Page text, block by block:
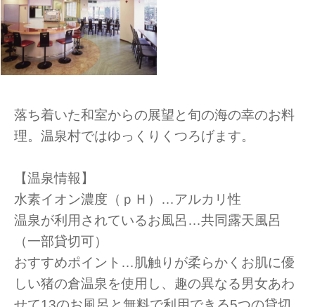
落ち着いた和室からの展望と旬の海の幸のお料
理。温泉村ではゆっくりくつろげます。
【温泉情報】
水素イオン濃度（ｐＨ）…アルカリ性
温泉が利用されているお風呂…共同露天風呂
（一部貸切可）
おすすめポイント…肌触りが柔らかくお肌に優
しい猪の倉温泉を使用し、趣の異なる男女あわ
せて13のお風呂と無料で利用できる5つの貸切